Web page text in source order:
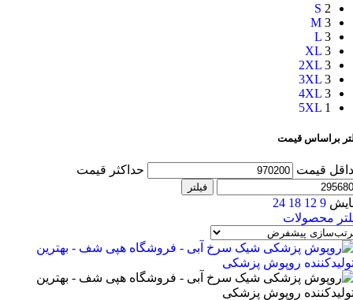
S 2
M 3
L 3
XL 3
2XL 3
3XL 3
4XL 3
5XL 1
براساس قیمت
قیمت حداکثر قیمت
فیلتر
9
12
18
24
محصولات